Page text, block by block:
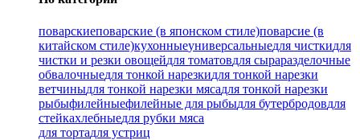
поварскиеповарские (в японском стиле)поварсие (в
китайском стиле)кухонныеуниверсальныедля чисткидля
чистки и резки овощейдля томатовдля сыраразделочные
обвалочныедля тонкой нарезкидля тонкой нарезки
ветчиныдля тонкой нарезки мясадля тонкой нарезки
рыбыфилейныефилейные для рыбыдля бутербродовдля
стейкахлебныедля рубки мяса
для тортадля устриц